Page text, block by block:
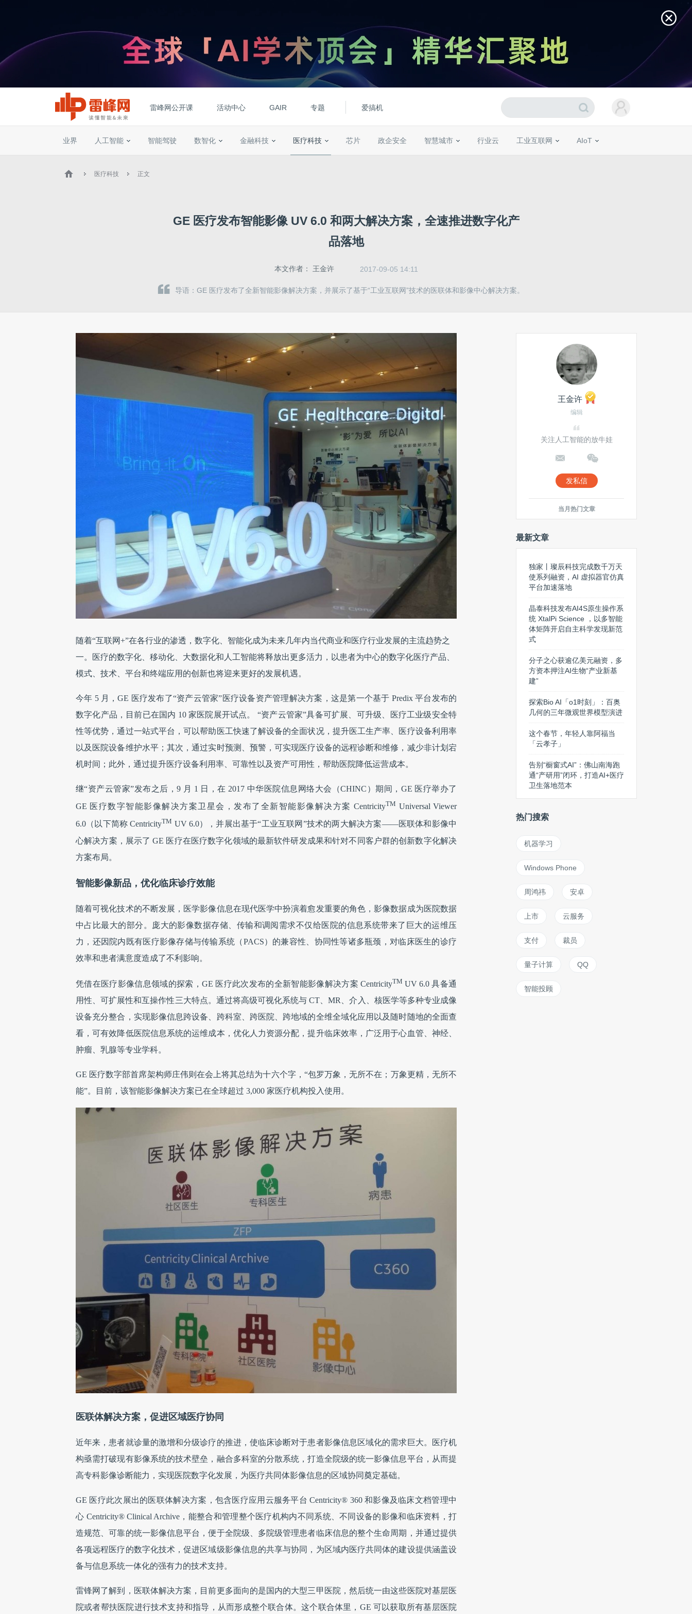
雷峰网公开课 活动中心 GAIR 专题 爱搞机
业界 人工智能 智能驾驶 数智化 金融科技 医疗科技 芯片 政企安全 智慧城市 行业云 工业互联网 AIoT
医疗科技 正文
GE 医疗发布智能影像 UV 6.0 和两大解决方案，全速推进数字化产
品落地
本文作者： 王金许 2017-09-05 14:11
导语：GE 医疗发布了全新智能影像解决方案，并展示了基于“工业互联网”技术的医联体和影像中心解决方案。
随着“互联网+”在各行业的渗透，数字化、智能化成为未来几年内当代商业和医疗行业发展的主流趋势之
一。医疗的数字化、移动化、大数据化和人工智能将释放出更多活力，以患者为中心的数字化医疗产品、
模式、技术、平台和终端应用的创新也将迎来更好的发展机遇。
今年 5 月，GE 医疗发布了“资产云管家”医疗设备资产管理解决方案，这是第一个基于 Predix 平台发布的
数字化产品，目前已在国内 10 家医院展开试点。 “资产云管家”具备可扩展、可升级、医疗工业级安全特
性等优势，通过一站式平台，可以帮助医工快速了解设备的全面状况，提升医工生产率、医疗设备利用率
以及医院设备维护水平；其次，通过实时预测、预警，可实现医疗设备的远程诊断和维修，减少非计划宕
机时间；此外，通过提升医疗设备利用率、可靠性以及资产可用性，帮助医院降低运营成本。
继“资产云管家”发布之后，9 月 1 日，在 2017 中华医院信息网络大会（CHINC）期间，GE 医疗举办了
GE 医疗数字智能影像解决方案卫星会，发布了全新智能影像解决方案 CentricityTM Universal Viewer
6.0（以下简称 CentricityTM UV 6.0），并展出基于“工业互联网”技术的两大解决方案——医联体和影像中
心解决方案，展示了 GE 医疗在医疗数字化领域的最新软件研发成果和针对不同客户群的创新数字化解决
方案布局。
智能影像新品，优化临床诊疗效能
随着可视化技术的不断发展，医学影像信息在现代医学中扮演着愈发重要的角色，影像数据成为医院数据
中占比最大的部分。庞大的影像数据存储、传输和调阅需求不仅给医院的信息系统带来了巨大的运维压
力，还因院内既有医疗影像存储与传输系统（PACS）的兼容性、协同性等诸多瓶颈，对临床医生的诊疗
效率和患者满意度造成了不利影响。
凭借在医疗影像信息领域的探索，GE 医疗此次发布的全新智能影像解决方案 CentricityTM UV 6.0 具备通
用性、可扩展性和互操作性三大特点。通过将高级可视化系统与 CT、MR、介入、核医学等多种专业成像
设备充分整合，实现影像信息跨设备、跨科室、跨医院、跨地域的全维全域化应用以及随时随地的全面查
看，可有效降低医院信息系统的运维成本，优化人力资源分配，提升临床效率，广泛用于心血管、神经、
肿瘤、乳腺等专业学科。
GE 医疗数字部首席架构师庄伟则在会上将其总结为十六个字，“包罗万象，无所不在；万象更精，无所不
能”。目前，该智能影像解决方案已在全球超过 3,000 家医疗机构投入使用。
医联体解决方案，促进区域医疗协同
近年来，患者就诊量的激增和分级诊疗的推进，使临床诊断对于患者影像信息区域化的需求巨大。医疗机
构亟需打破现有影像系统的技术壁垒，融合多科室的分散系统，打造全院级的统一影像信息平台，从而提
高专科影像诊断能力，实现医院数字化发展，为医疗共同体影像信息的区域协同奠定基础。
GE 医疗此次展出的医联体解决方案，包含医疗应用云服务平台 Centricity® 360 和影像及临床文档管理中
心 Centricity® Clinical Archive，能整合和管理整个医疗机构内不同系统、不同设备的影像和临床资料，打
造规范、可靠的统一影像信息平台，便于全院级、多院级管理患者临床信息的整个生命周期，并通过提供
各项远程医疗的数字化技术，促进区域级影像信息的共享与协同，为区域内医疗共同体的建设提供涵盖设
备与信息系统一体化的强有力的技术支持。
雷锋网了解到，医联体解决方案，目前更多面向的是国内的大型三甲医院，然后统一由这些医院对基层医
院或者帮扶医院进行技术支持和指导，从而形成整个联合体。这个联合体里，GE 可以获取所有基层医院
王金许
编辑
关注人工智能的放牛娃
发私信
当月热门文章
最新文章
独家丨璨辰科技完成数千万天
使系列融资，AI 虚拟器官仿真
平台加速落地
晶泰科技发布AI4S原生操作系
统 XtalPi Science ，以多智能
体矩阵开启自主科学发现新范
式
分子之心获逾亿美元融资，多
方资本押注AI生物“产业新基
建”
探索Bio AI「o1时刻」：百奥
几何的三年微观世界模型演进
这个春节，年轻人靠阿福当
「云孝子」
告别“橱窗式AI”：佛山南海跑
通“产研用”闭环，打造AI+医疗
卫生落地范本
热门搜索
机器学习
Windows Phone
周鸿祎 安卓
上市 云服务
支付 裁员
量子计算 QQ
智能投顾